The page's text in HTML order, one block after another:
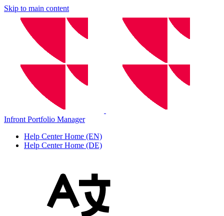
Skip to main content
Infront Portfolio Manager
Help Center Home (EN)
Help Center Home (DE)